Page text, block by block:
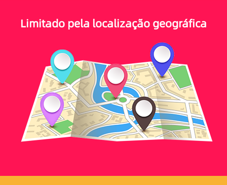
Limitado pela localização geográfica